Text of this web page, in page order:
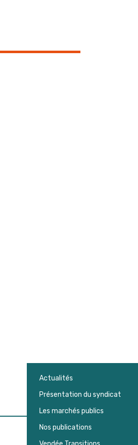
Actualités
Présentation du syndicat
Les marchés publics
Nos publications